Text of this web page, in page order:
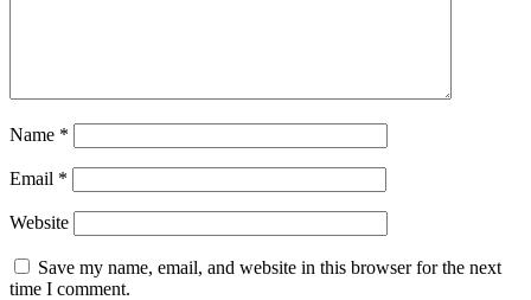
Name *
Email *
Website
Save my name, email, and website in this browser for the next
time I comment.